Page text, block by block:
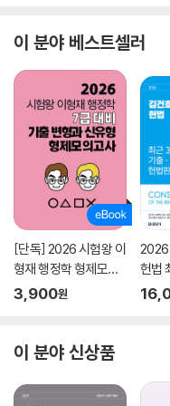
이 분야 베스트셀러
[단독] 2026 시험왕 이
형재 행정학 형제모의
고사
3,900원
2026
헌법
예상
이 분야 신상품